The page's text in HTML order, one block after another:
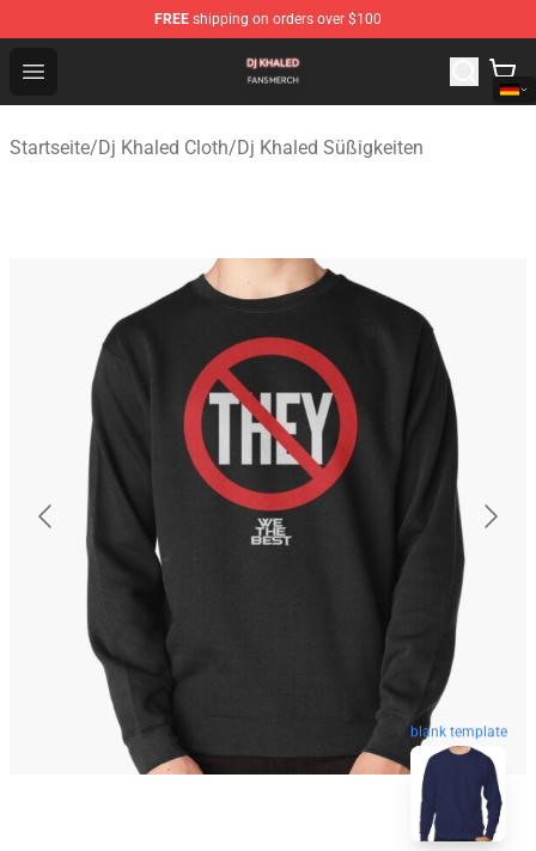
FREE shipping on orders over $100
Open menu
Dj Khaled Shop - Official Dj Khaled Merchandise Store
Startseite/Dj Khaled Cloth/Dj Khaled Süßigkeiten
blank template